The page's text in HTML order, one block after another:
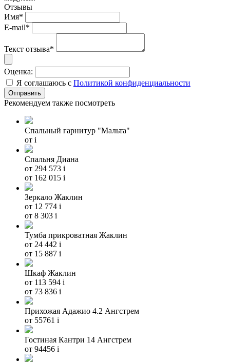
Отзывы
Имя*
E-mail*
Текст отзыва*
Оценка:
Я соглашаюсь с Политикой конфиденциальности
Рекомендуем также посмотреть
Спальный гарнитур "Мальта"
от i
Спальня Диана
от 294 573 i
от 162 015 i
Зеркало Жаклин
от 12 774 i
от 8 303 i
Тумба прикроватная Жаклин
от 24 442 i
от 15 887 i
Шкаф Жаклин
от 113 594 i
от 73 836 i
Прихожая Адажио 4.2 Ангстрем
от 55761 i
Гостиная Кантри 14 Ангстрем
от 94456 i